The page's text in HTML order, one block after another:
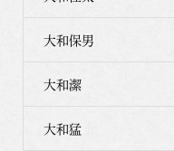
大和保男
大和潔
大和猛